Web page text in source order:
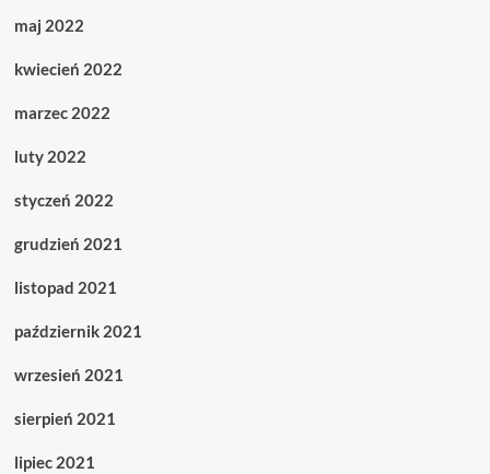
maj 2022
kwiecień 2022
marzec 2022
luty 2022
styczeń 2022
grudzień 2021
listopad 2021
październik 2021
wrzesień 2021
sierpień 2021
lipiec 2021